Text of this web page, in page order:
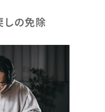
しの免除